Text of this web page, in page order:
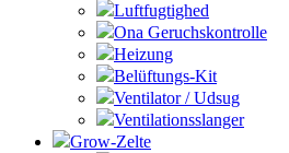
Luftfugtighed
Ona Geruchskontrolle
Heizung
Belüftungs-Kit
Ventilator / Udsug
Ventilationsslanger
Grow-Zelte